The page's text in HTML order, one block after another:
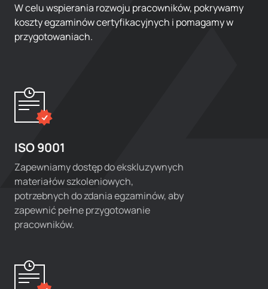
W celu wspierania rozwoju pracowników, pokrywamy
koszty egzaminów certyfikacyjnych i pomagamy w
przygotowaniach.
ISO 9001
Zapewniamy dostęp do ekskluzywnych
materiałów szkoleniowych,
potrzebnych do zdania egzaminów, aby
zapewnić pełne przygotowanie
pracowników.